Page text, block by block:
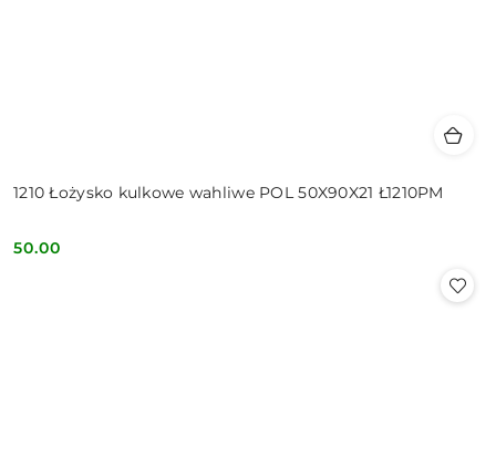
1210 Łożysko kulkowe wahliwe POL 50X90X21 Ł1210PM
Cena:
50.00